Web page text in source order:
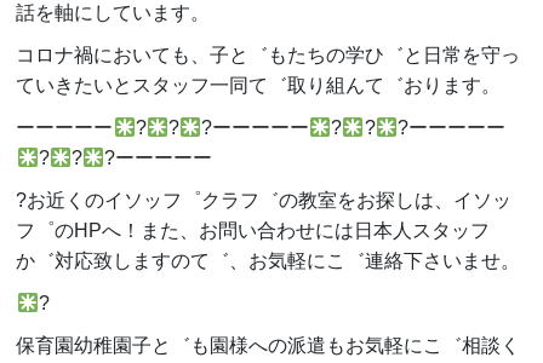
話を軸にしています。
コロナ禍においても、子と゛もたちの学ひ゛と日常を守っ
ていきたいとスタッフ一同て゛取り組んて゛おります。
ーーーーー ? ? ?ーーーーー ? ?
?ーーーーー
?
? ?ーーーーー
?お近くのイソッフ゜クラフ゛の教室をお探しは、イソッ
フ゜のHPへ！また、お問い合わせには日本人スタッフ
か゛対応致しますのて゛、お気軽にこ゛連絡下さいませ。
?
保育園幼稚園子と゛も園様への派遣もお気軽にこ゛相談く